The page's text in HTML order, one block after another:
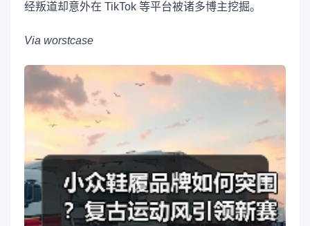
经叛道却意外在 TikTok 等平台被诸多博主挖掘。
Via worstcase